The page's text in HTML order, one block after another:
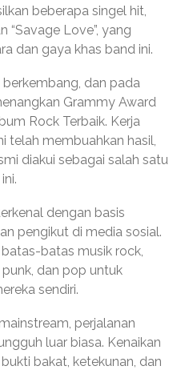
beberapa singel hit,
“Savage Love”, yang
dan gaya khas band ini.
berkembang, dan pada
Grammy Award
Rock Terbaik. Kerja
telah membuahkan hasil,
diakui sebagai salah satu
dengan basis
pengikut di media sosial.
batas musik rock,
dan pop untuk
sendiri.
perjalanan
luar biasa. Kenaikan
bakat, ketekunan, dan